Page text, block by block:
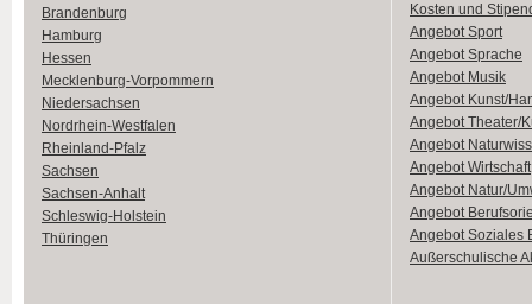
Brandenburg
Hamburg
Hessen
Mecklenburg-Vorpommern
Niedersachsen
Nordrhein-Westfalen
Rheinland-Pfalz
Sachsen
Sachsen-Anhalt
Schleswig-Holstein
Thüringen
Kosten und
Angebot Sport
Angebot Sprache
Angebot Musik
Angebot Kunst/
Angebot Theater/
Angebot
Angebot Wirtschaft
Angebot Natur/
Angebot
Angebot Soziales
Außerschulische